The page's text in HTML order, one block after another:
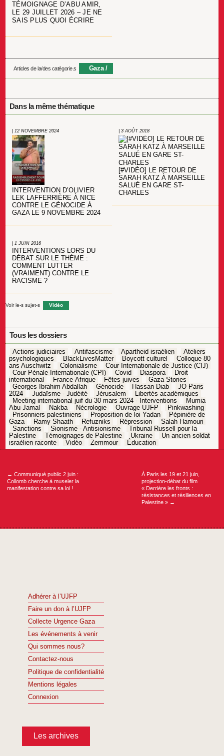
TÉMOIGNAGE D’ABU AMIR,
LE 29 JUILLET 2026 – JE NE
SAIS PLUS QUOI ÉCRIRE
Articles de la/des catégorie.s Gaza
Dans la même thématique
| 12 NOVEMBRE 2024
INTERVENTION D’OLIVIER
LEK LAFFERRIÈRE À NICE
CONTRE LE GÉNOCIDE À
GAZA LE 9 NOVEMBRE 2024
| 3 AOÛT 2018
[#VIDÉO] LE RETOUR DE
SARAH KATZ À MARSEILLE
SALUÉ EN GARE ST-
CHARLES
| 1 JUIN 2016
INTERVENTIONS LORS DU
DÉBAT SUR LE THÈME :
COMMENT LUTTER
(VRAIMENT) CONTRE LE
RACISME ?
Voir le-s sujet-s Vidéo
Tous les dossiers
Actions judiciaires Antifascisme Apartheid israélien
Ateliers
psychologiques
BlackLivesMatter Boycott culturel
Colloque 80
ans Auschwitz
Colonialisme
Cour Internationale de Justice (CIJ)
Cour Pénale Internationale (CPI)
Covid Diaspora
Droit
international
France-Afrique Fêtes juives
Gaza Stories
Georges Ibrahim Abdallah
Génocide Hassan Diab
JO Paris
2024
Judaïsme - Judéité Jérusalem
Libertés académiques
Meeting international juif du 30 mars 2024 - Interventions
Mumia
Abu-Jamal
Nakba Nécrologie Ouvrage UJFP
Pinkwashing
Prisonniers palestiniens
Proposition de loi Yadan
Pépinière de
Gaza
Ramy Shaath Refuzniks Répression
Salah Hamouri
Sanctions
Sionisme - Antisionisme
Tribunal Russell pour la
Palestine
Témoignages de Palestine Ukraine
Un ancien soldat
israélien raconte
Vidéo Zemmour Éducation
Navigation
← Communiqué public 2 juin :
Collomb cherche à museler la
manifestation contre sa loi !
À Paris les 19 et 21 juin,
projection-débat du film
« Derrière les fronts :
résistances et résiliences en
Palestine » →
Adhérer à l’UJFP
Faire un don à l’UJFP
Collecte Urgence Gaza
Les événements à venir
Qui sommes nous?
Contactez-nous
Politique de confidentialité
Mentions légales
Connexion
Les archives